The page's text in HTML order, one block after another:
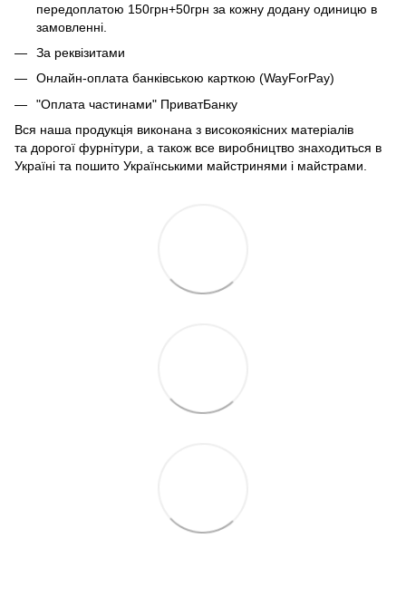
передоплатою 150грн+50грн за кожну додану одиницю в
замовленні.
За реквізитами
Онлайн-оплата банківською карткою (WayForPay)
"Оплата частинами" ПриватБанку
Вся наша продукція виконана з високоякісних матеріалів
та дорогої фурнітури, а також все виробництво знаходиться в
Україні та пошито Українськими майстринями і майстрами.